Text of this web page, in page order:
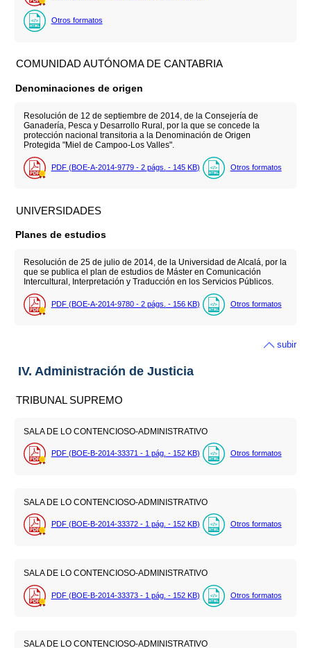
Otros formatos
COMUNIDAD AUTÓNOMA DE CANTABRIA
Denominaciones de origen
Resolución de 12 de septiembre de 2014, de la Consejería de
Ganadería, Pesca y Desarrollo Rural, por la que se concede la
protección nacional transitoria a la Denominación de Origen
Protegida "Miel de Campoo-Los Valles".
PDF (BOE-A-2014-9779 - 2 págs. - 145 KB) Otros formatos
UNIVERSIDADES
Planes de estudios
Resolución de 25 de julio de 2014, de la Universidad de Alcalá, por la
que se publica el plan de estudios de Máster en Comunicación
Intercultural, Interpretación y Traducción en los Servicios Públicos.
PDF (BOE-A-2014-9780 - 2 págs. - 156 KB) Otros formatos
subir
IV. Administración de Justicia
TRIBUNAL SUPREMO
SALA DE LO CONTENCIOSO-ADMINISTRATIVO
PDF (BOE-B-2014-33371 - 1 pág. - 152 KB) Otros formatos
SALA DE LO CONTENCIOSO-ADMINISTRATIVO
PDF (BOE-B-2014-33372 - 1 pág. - 152 KB) Otros formatos
SALA DE LO CONTENCIOSO-ADMINISTRATIVO
PDF (BOE-B-2014-33373 - 1 pág. - 152 KB) Otros formatos
SALA DE LO CONTENCIOSO-ADMINISTRATIVO